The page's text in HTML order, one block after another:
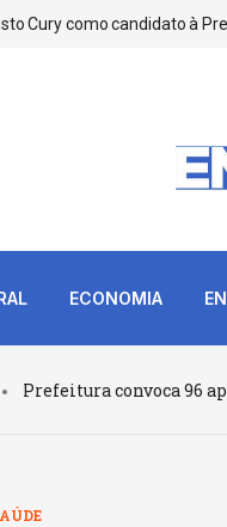
Cury como candidato à
ECONOMIA
Prefeitura convoca 96